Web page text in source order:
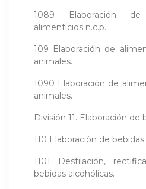
1089 Elaboración
alimenticios n.c.p.
109 Elaboración de
animales.
1090 Elaboración de
animales.
División 11. Elaboración de
110 Elaboración de bebidas.
1101 Destilación,
bebidas alcohólicas.